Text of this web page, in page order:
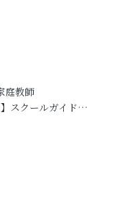
庭教師
スクールガイド…